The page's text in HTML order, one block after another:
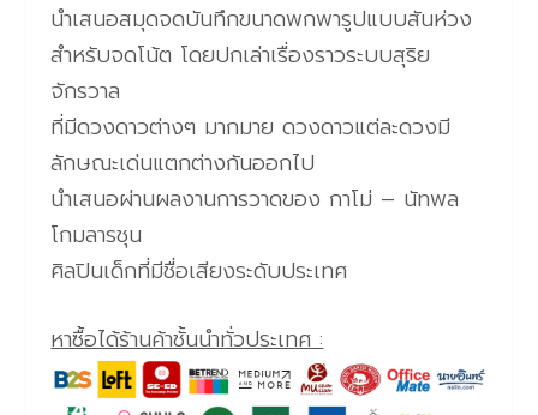
นำเสนอสมุดจดบันทึกขนาดพกพารูปแบบสันห่วง
สำหรับจดโน้ต โดยปกเล่าเรื่องราวระบบสุริย
จักรวาล
ที่มีดวงดาวต่างๆ มากมาย ดวงดาวแต่ละดวงมี
ลักษณะเด่นแตกต่างกันออกไป
นำเสนอผ่านผลงานการวาดของ กาโม่ – นัทพล
โกมลารชุน
ศิลปินเด็กที่มีชื่อเสียงระดับประเทศ
หาซื้อได้ร้านค้าชั้นนำทั่วประเทศ :